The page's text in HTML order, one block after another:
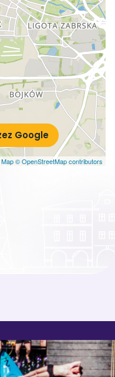
© OpenStreetMap contributors
Google